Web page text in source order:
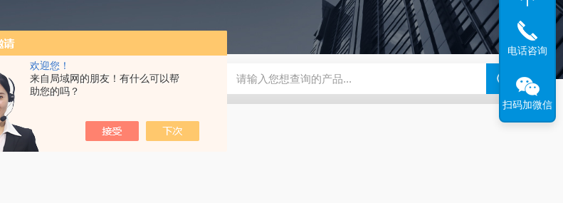
欢迎您！
来自局域网的朋友！有什么可以帮
助您的吗？
仪 岛津进口紫外分光光度计 蔡司MERLIN系列场发射扫描电镜 瑞士万通水分仪 布鲁克SkyScan2211高分
电话咨询
扫码加微信